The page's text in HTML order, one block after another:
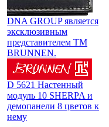
DNA GROUP является
эксклюзивным
представителем TM
BRUNNEN.
D 5621 Настенный
модуль 10 SHERPA и
демопанели 8 цветов к
нему